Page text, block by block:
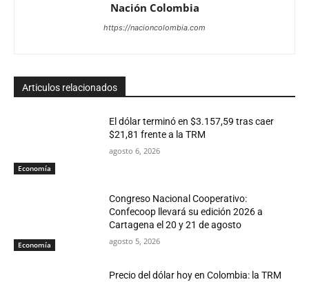
Nación Colombia
https://nacioncolombia.com
Articulos relacionados
Economía
El dólar terminó en $3.157,59 tras caer
$21,81 frente a la TRM
agosto 6, 2026
Economía
Congreso Nacional Cooperativo:
Confecoop llevará su edición 2026 a
Cartagena el 20 y 21 de agosto
agosto 5, 2026
Precio del dólar hoy en Colombia: la TRM